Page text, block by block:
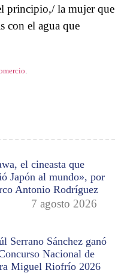
el cineasta que
Japón al mundo», por
Antonio Rodríguez
7 agosto 2026
Serrano Sánchez ganó
Nacional de
Miguel Riofrío 2026
principio,/ la mujer que
con el agua que
.